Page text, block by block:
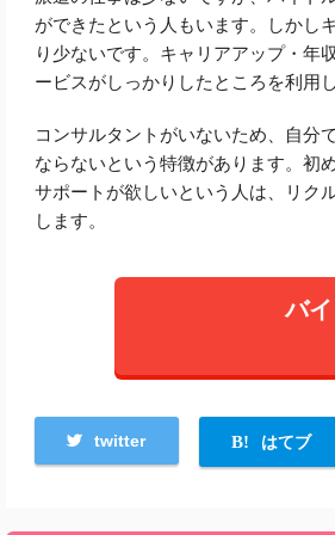
ができたという人もいます。しかし
り少ないです。キャリアアップ・
ービスがしっかりしたところを利用
コンサルタントがいないため、自分
ならないという特徴があります。初
サポートが欲しいという人は、リク
します。
バ
twitter はてブ